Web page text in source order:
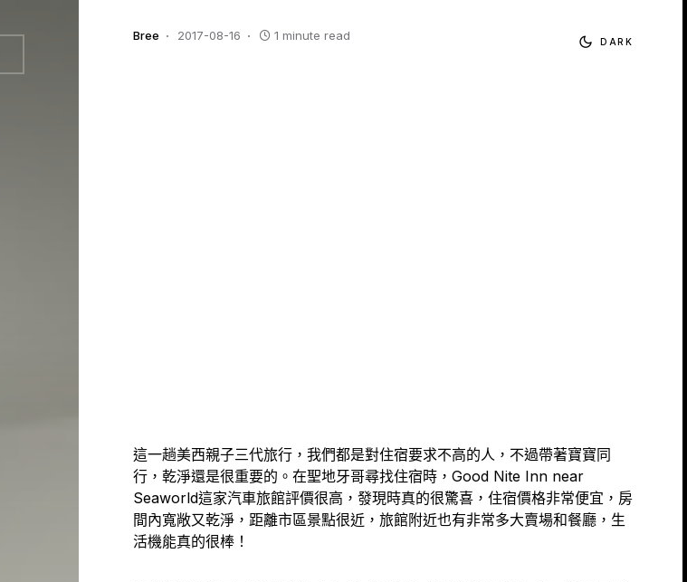
Bree 2017-08-16 1 minute read DARK
這一趟美西親子三代旅行，我們都是對住宿要求不高的人，不過帶著寶寶同
行，乾淨還是很重要的。在聖地牙哥尋找住宿時，Good Nite Inn near
Seaworld這家汽車旅館評價很高，發現時真的很驚喜，住宿價格非常便宜，房
間內寬敞又乾淨，距離市區景點很近，旅館附近也有非常多大賣場和餐廳，生
活機能真的很棒！